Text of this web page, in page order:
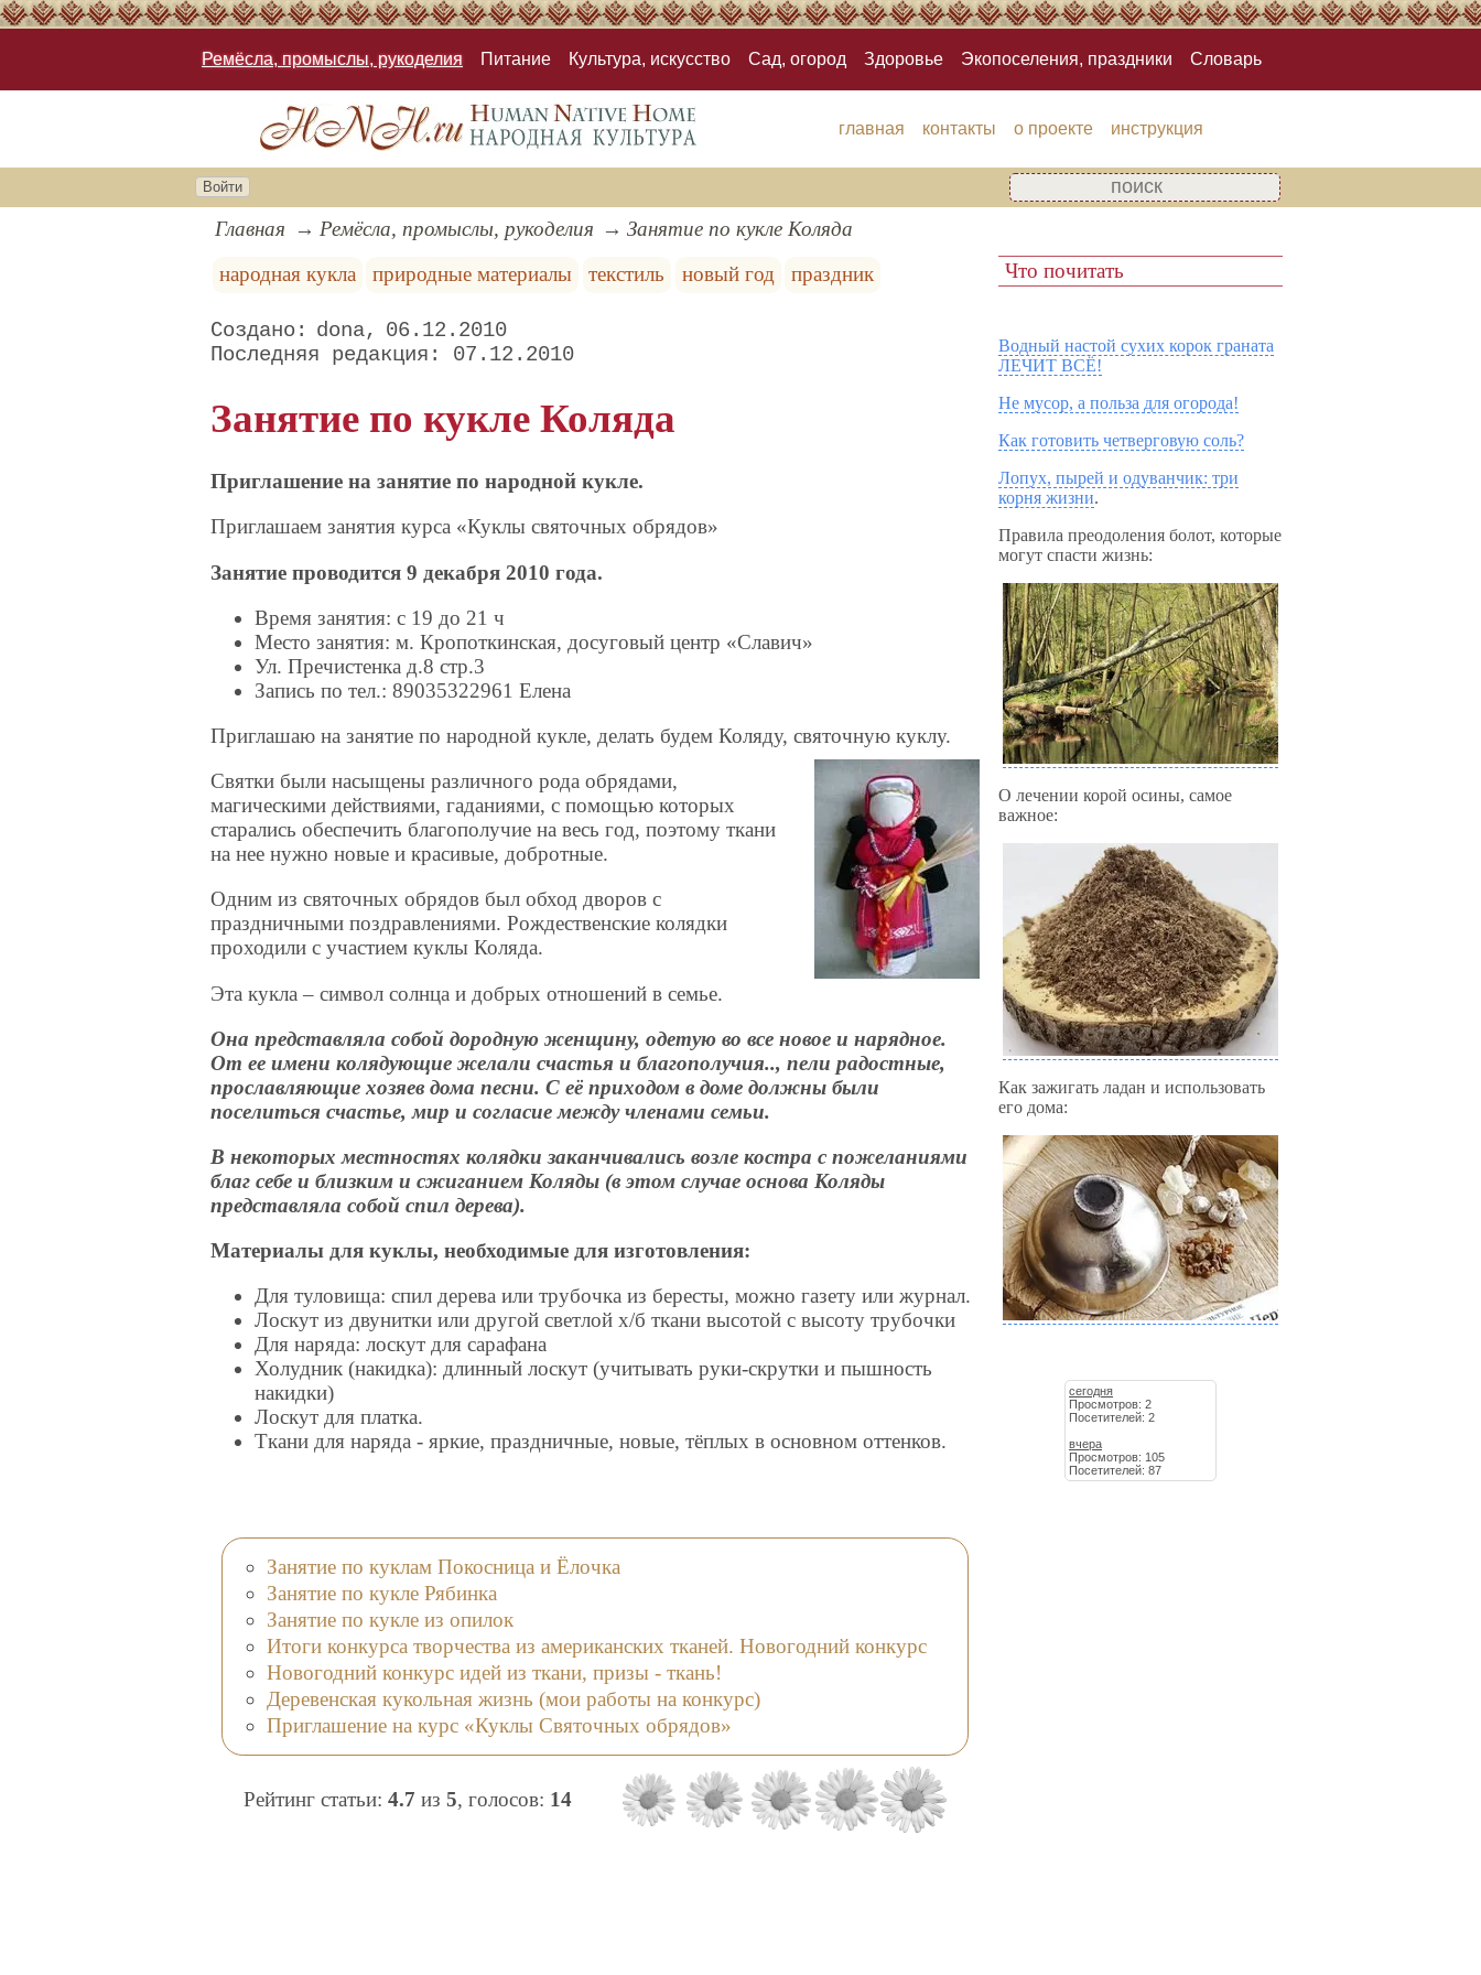
Ремёсла, промыслы, рукоделия Питание Культура, искусство Сад, огород Здоровье Экопоселения, праздники Словарь
главная контакты о проекте инструкция
Войти
Главная Ремёсла, промыслы, рукоделия
Занятие по кукле Коляда
народная кукла
природные материалы текстиль новый год праздник
dona
06.12.2010
07.12.2010
Занятие по кукле Коляда
Приглашение на занятие по народной кукле.
Приглашаем занятия курса «Куклы святочных обрядов»
Занятие проводится 9 декабря 2010 года.
Время занятия: с 19 до 21 ч
Место занятия: м. Кропоткинская, досуговый центр «Славич»
Ул. Пречистенка д.8 стр.3
Запись по тел.: 89035322961 Елена
Приглашаю на занятие по народной кукле, делать будем Коляду, святочную куклу.
Святки были насыщены различного рода обрядами,
магическими действиями, гаданиями, с помощью которых
старались обеспечить благополучие на весь год, поэтому ткани
на нее нужно новые и красивые, добротные.
Одним из святочных обрядов был обход дворов с
праздничными поздравлениями. Рождественские колядки
проходили с участием куклы Коляда.
Эта кукла – символ солнца и добрых отношений в семье.
Она представляла собой дородную женщину, одетую во все новое и нарядное.
От ее имени колядующие желали счастья и благополучия.., пели радостные,
прославляющие хозяев дома песни. С её приходом в доме должны были
поселиться счастье, мир и согласие между членами семьи.
В некоторых местностях колядки заканчивались возле костра с пожеланиями
благ себе и близким и сжиганием Коляды (в этом случае основа Коляды
представляла собой спил дерева).
Материалы для куклы, необходимые для изготовления:
Для туловища: спил дерева или трубочка из бересты, можно газету или журнал.
Лоскут из двунитки или другой светлой х/б ткани высотой с высоту трубочки
Для наряда: лоскут для сарафана
Холудник (накидка): длинный лоскут (учитывать руки-скрутки и пышность
накидки)
Лоскут для платка.
Ткани для наряда - яркие, праздничные, новые, тёплых в основном оттенков.
Занятие по куклам Покосница и Ёлочка
Занятие по кукле Рябинка
Занятие по кукле из опилок
Итоги конкурса творчества из американских тканей. Новогодний конкурс
Новогодний конкурс идей из ткани, призы - ткань!
Деревенская кукольная жизнь (мои работы на конкурс)
Приглашение на курс «Куклы Святочных обрядов»
Рейтинг статьи: 4.7 из 5, голосов: 14
Что почитать
Водный настой сухих корок граната
ЛЕЧИТ ВСЁ!
Не мусор, а польза для огорода!
Как готовить четверговую соль?
Лопух, пырей и одуванчик: три
корня жизни.
Правила преодоления болот, которые
могут спасти жизнь:
О лечении корой осины, самое
важное:
Как зажигать ладан и использовать
его дома:
сегодня
Просмотров: 2
Посетителей: 2
вчера
Просмотров: 105
Посетителей: 87